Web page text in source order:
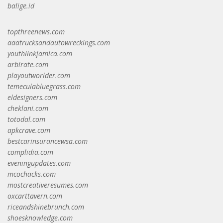
balige.id
topthreenews.com
aaatrucksandautowreckings.com
youthlinkjamica.com
arbirate.com
playoutworlder.com
temeculabluegrass.com
eldesigners.com
cheklani.com
totodal.com
apkcrave.com
bestcarinsurancewsa.com
complidia.com
eveningupdates.com
mcochacks.com
mostcreativeresumes.com
oxcarttavern.com
riceandshinebrunch.com
shoesknowledge.com